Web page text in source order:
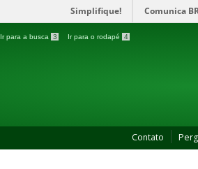
Simplifique! Comunica
Ir para a busca 3 Ir para o rodapé 4
Contato